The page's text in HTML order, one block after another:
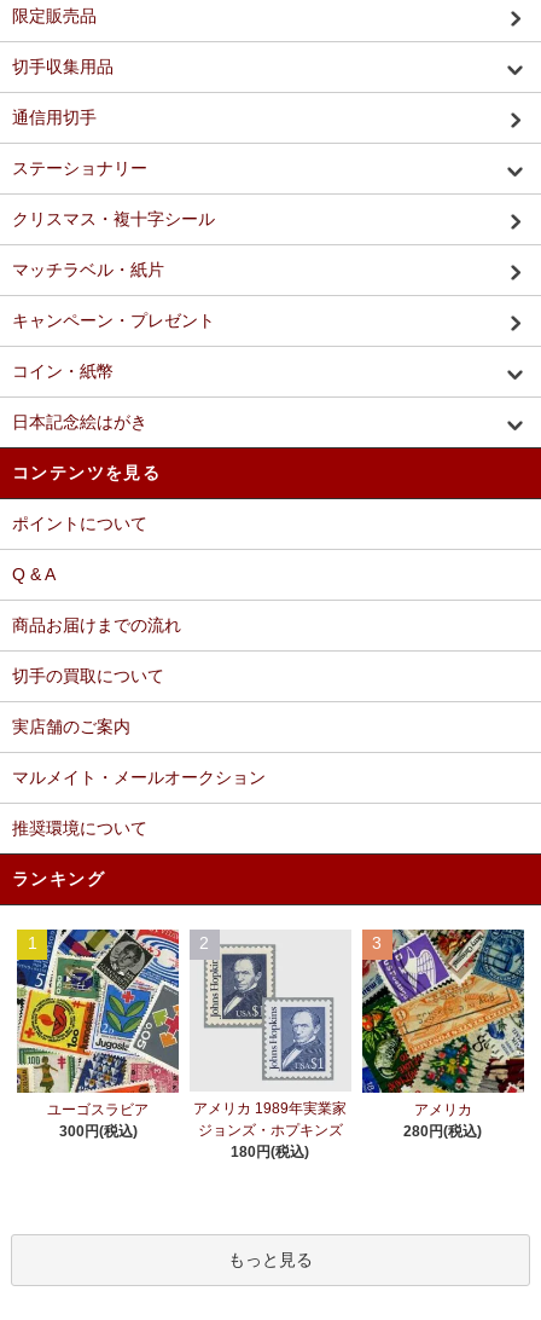
限定販売品
切手収集用品
通信用切手
ステーショナリー
クリスマス・複十字シール
マッチラベル・紙片
キャンペーン・プレゼント
コイン・紙幣
日本記念絵はがき
コンテンツを見る
ポイントについて
Q & A
商品お届けまでの流れ
切手の買取について
実店舗のご案内
マルメイト・メールオークション
推奨環境について
ランキング
1
ユーゴスラビア
300円(税込)
2
アメリカ 1989年実業家
ジョンズ・ホプキンズ
180円(税込)
3
アメリカ
280円(税込)
もっと見る